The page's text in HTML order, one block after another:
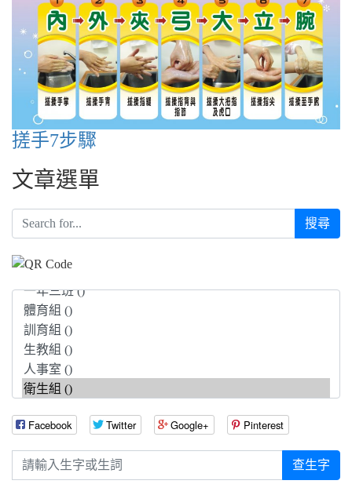
搓手7步驟
文章選單
搜尋
Facebook Twitter Google+ Pinterest
請輸入生字或生詞 查生字